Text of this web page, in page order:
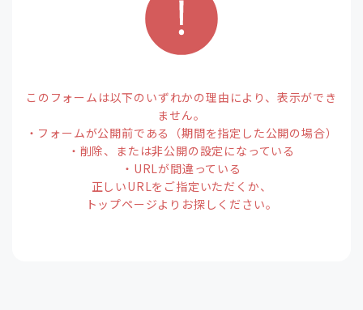
このフォームは以下のいずれかの理由により、表示ができ
ません。
・フォームが公開前である（期間を指定した公開の場合）
・削除、または非公開の設定になっている
・URLが間違っている
正しいURLをご指定いただくか、
トップページよりお探しください。